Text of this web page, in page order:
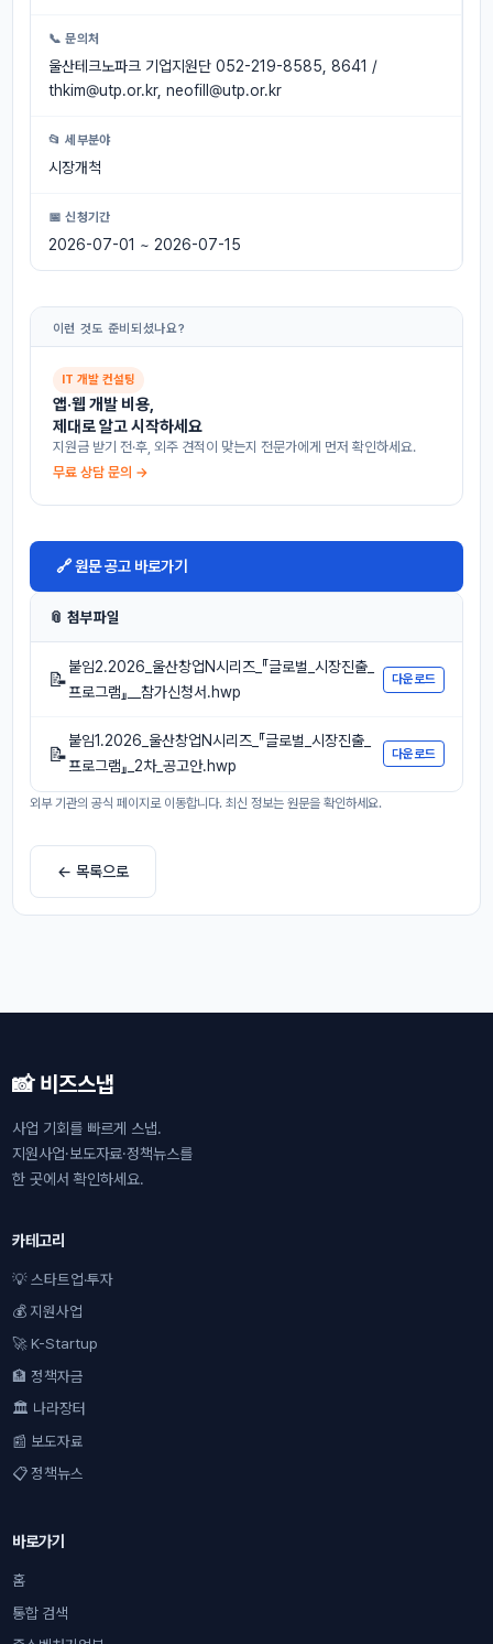
📞 문의처
울산테크노파크 기업지원단 052-219-8585, 8641 /
thkim@utp.or.kr, neofill@utp.or.kr
📂 세부분야
시장개척
📅 신청기간
2026-07-01 ~ 2026-07-15
이런 것도 준비되셨나요?
IT 개발 컨설팅
앱·웹 개발 비용,
제대로 알고 시작하세요
지원금 받기 전·후, 외주 견적이 맞는지 전문가에게 먼저 확인하세요.
무료 상담 문의 →
🔗 원문 공고 바로가기
📎 첨부파일
📝
붙임2.2026_울산창업N시리즈_『글로벌_시장진출_
프로그램』__참가신청서.hwp
다운로드
📝
붙임1.2026_울산창업N시리즈_『글로벌_시장진출_
프로그램』_2차_공고안.hwp
다운로드
외부 기관의 공식 페이지로 이동합니다. 최신 정보는 원문을 확인하세요.
← 목록으로
📸 비즈스냅
사업 기회를 빠르게 스냅.
지원사업·보도자료·정책뉴스를
한 곳에서 확인하세요.
카테고리
💡 스타트업·투자
💰 지원사업
🚀 K-Startup
🏦 정책자금
🏛 나라장터
📰 보도자료
📋 정책뉴스
바로가기
홈
통합 검색